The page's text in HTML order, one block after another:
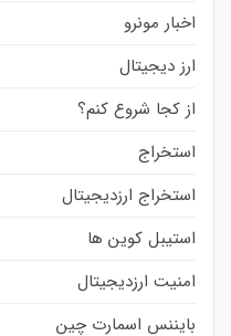
اخبار مونرو
ارز دیجیتال
از کجا شروع کنم؟
استخراج
استخراج ارزدیجیتال
استیبل کوین ها
امنیت ارزدیجیتال
بایننس اسمارت چین